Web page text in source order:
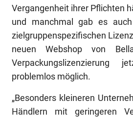
Vergangenheit ihrer Pflichten
und manchmal gab es
zielgruppenspezifischen
neuen Webshop von
Verpackungslizenzierung
problemlos möglich.
„Besonders kleineren
Händlern mit geringeren